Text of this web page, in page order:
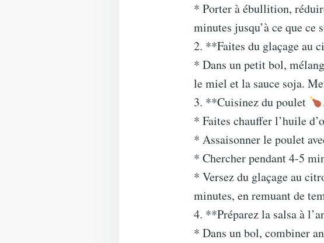
* Porter à ébullition,
minutes jusqu’à ce que ce
2. **Faites du glaçage au
* Dans un petit bol,
le miel et la sauce soja.
3. **Cuisinez du poulet
* Faites chauffer l’huile
* Assaisonner le poulet
* Chercher pendant 4-5
* Versez du glaçage au
minutes, en remuant de
4. **Préparez la salsa à
* Dans un bol, combiner